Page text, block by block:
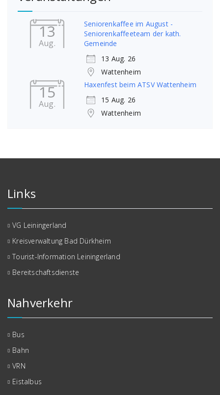
13
Aug.
Seniorenkaffee im August -
Seniorenkaffeeteam der kath.
Gemeinde
13 Aug. 26
Wattenheim
15
Aug.
Haxenfest beim ATSV Wattenheim
15 Aug. 26
Wattenheim
Links
VG Leiningerland
Kreisverwaltung Bad Dürkheim
Tourist-Information Leiningerland
Bereitschaftsdienste
Nahverkehr
Bus
Bahn
VRN
Eistalbus